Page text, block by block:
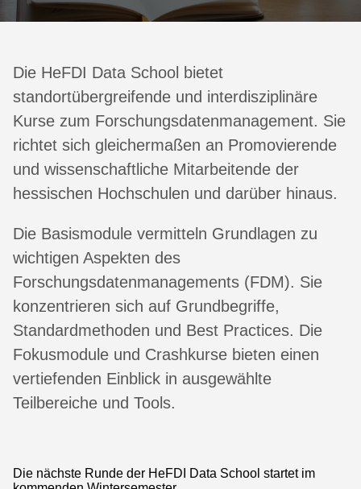
Die HeFDI Data School bietet
standortübergreifende und interdisziplinäre
Kurse zum Forschungsdatenmanagement. Sie
richtet sich gleichermaßen an Promovierende
und wissenschaftliche Mitarbeitende der
hessischen Hochschulen und darüber hinaus.
Die Basismodule vermitteln Grundlagen zu
wichtigen Aspekten des
Forschungsdatenmanagements (FDM). Sie
konzentrieren sich auf Grundbegriffe,
Standardmethoden und Best Practices. Die
Fokusmodule und Crashkurse bieten einen
vertiefenden Einblick in ausgewählte
Teilbereiche und Tools.
Die nächste Runde der HeFDI Data School startet im